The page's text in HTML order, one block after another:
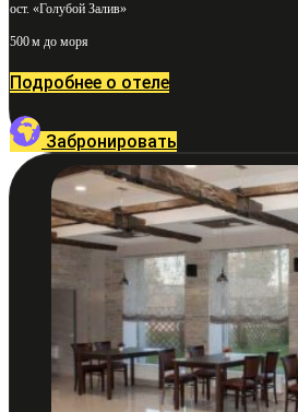
ост. «Голубой Залив»
500 м до моря
Подробнее о отеле
Забронировать